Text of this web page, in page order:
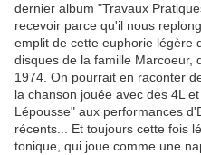
dernier album "Travaux
recevoir parce qu'il nous
emplit de cette euphorie légère
disques de la famille Marcoeur,
1974. On pourrait en raconter
la chanson jouée avec des 4L
Lépousse" aux performances
récents... Et toujours cette fois
tonique, qui joue comme une